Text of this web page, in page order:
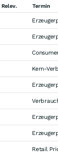
Relev. Termin
Kern-
Retail